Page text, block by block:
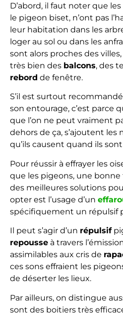
D’abord, il faut noter que
le pigeon biset, n’ont pas
leur habitation dans les
loger au sol ou dans les
sont alors proches des
très bien des balcons, des
rebord de fenêtre.
S’il est surtout
son entourage, c’est parce
que l’on ne peut vraiment
dehors de ça, s’ajoutent
qu’ils causent quand ils
Pour réussir à effrayer les
que les pigeons, une bonne
des meilleures solutions
opter est l’usage d’un
spécifiquement un répulsif
Il peut s’agir d’un répulsif
repousse à travers
assimilables aux cris de
ces sons effraient les
de déserter les lieux.
Par ailleurs, on distingue
sont des boitiers très